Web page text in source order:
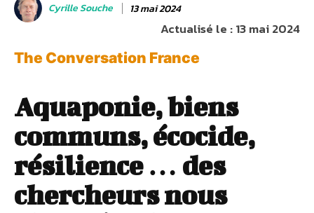
Cyrille Souche 13 mai 2024
Actualisé le :13 mai 2024
The Conversation France
Aquaponie, biens
communs, écocide,
résilience … des
chercheurs nous